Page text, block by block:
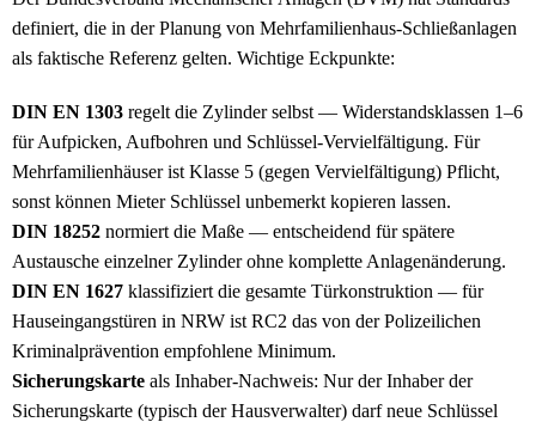
definiert, die in der Planung von Mehrfamilien­haus-Schließ­anlagen
als faktische Referenz gelten. Wichtige Eckpunkte:
DIN EN 1303 regelt die Zylinder selbst — Widerstands­klassen 1–6
für Aufpicken, Aufbohren und Schlüssel-Vervielfältigung. Für
Mehrfamilien­häuser ist Klasse 5 (gegen Vervielfältigung) Pflicht,
sonst können Mieter Schlüssel unbemerkt kopieren lassen.
DIN 18252 normiert die Maße — entscheidend für spätere
Austausche einzelner Zylinder ohne komplette Anlagen­änderung.
DIN EN 1627 klassifiziert die gesamte Tür­konstruktion — für
Haus­eingangs­türen in NRW ist RC2 das von der Polizeilichen
Kriminalprävention empfohlene Minimum.
Sicherungskarte als Inhaber-Nachweis: Nur der Inhaber der
Sicherungs­karte (typisch der Hausverwalter) darf neue Schlüssel